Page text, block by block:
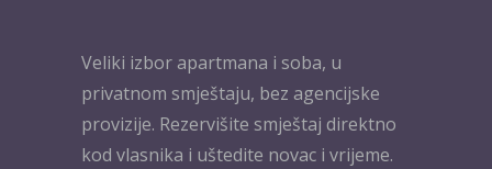
Veliki izbor apartmana i soba, u
privatnom smještaju, bez agencijske
provizije. Rezervišite smještaj direktno
kod vlasnika i uštedite novac i vrijeme.